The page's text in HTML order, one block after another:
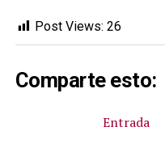
Post Views: 26
Comparte esto:
Entrada